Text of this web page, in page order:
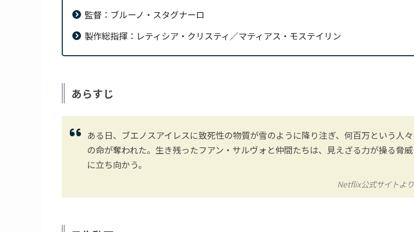
監督：ブルーノ・スタグナーロ
製作総指揮：レティシア・クリスティ／マティアス・モステイリン
あらすじ
ある日、ブエノスアイレスに致死性の物質が雪のように降り注ぎ、何百万という人々
の命が奪われた。生き残ったフアン・サルヴォと仲間たちは、見えざる力が操る脅威
に立ち向かう。
Netflix公式サイトより